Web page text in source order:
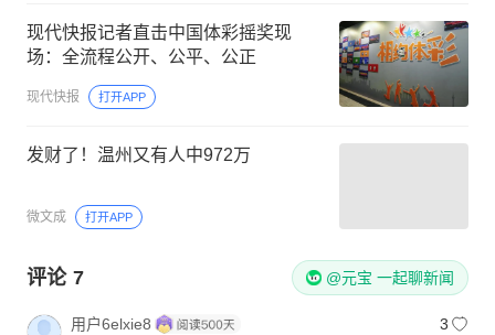
现代快报记者直击中国体彩摇奖现
场：全流程公开、公平、公正
现代快报 打开APP
发财了！温州又有人中972万
微文成 打开APP
评论 7 @元宝 一起聊新闻
用户6elxie8
3